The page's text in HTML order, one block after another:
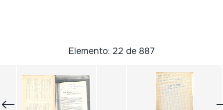
Elemento: 22 de 887